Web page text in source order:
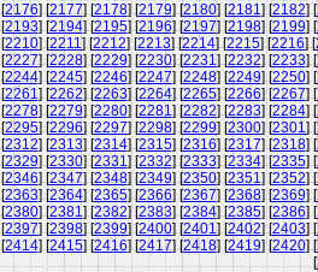
[2176] [2177] [2178] [2179] [2180] [2181] [2182] [
[2193] [2194] [2195] [2196] [2197] [2198] [2199] [
[2210] [2211] [2212] [2213] [2214] [2215] [2216] [
[2227] [2228] [2229] [2230] [2231] [2232] [2233] [
[2244] [2245] [2246] [2247] [2248] [2249] [2250] [
[2261] [2262] [2263] [2264] [2265] [2266] [2267] [
[2278] [2279] [2280] [2281] [2282] [2283] [2284] [
[2295] [2296] [2297] [2298] [2299] [2300] [2301] [
[2312] [2313] [2314] [2315] [2316] [2317] [2318] [
[2329] [2330] [2331] [2332] [2333] [2334] [2335] [
[2346] [2347] [2348] [2349] [2350] [2351] [2352] [
[2363] [2364] [2365] [2366] [2367] [2368] [2369] [
[2380] [2381] [2382] [2383] [2384] [2385] [2386] [
[2397] [2398] [2399] [2400] [2401] [2402] [2403] [
[2414] [2415] [2416] [2417] [2418] [2419] [2420] [
[